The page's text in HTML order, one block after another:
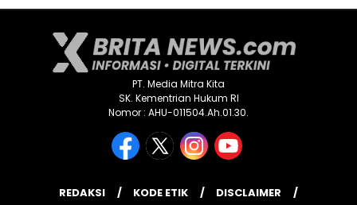
PT. Media Mitra Kita
SK. Kementrian Hukum RI
Nomor : AHU-011504.Ah.01.30.
REDAKSI KODE ETIK
DISCLAIMER